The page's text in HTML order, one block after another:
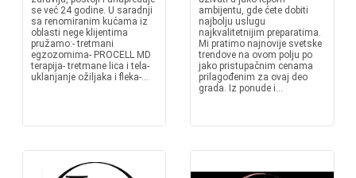
se već 24 godine. U saradnji
sa renomiranim kućama iz
oblasti nege klijentima
pružamo:- tretmani
egzozomima- PROCELL MD
terapija- tretmane lica i tela-
uklanjanje ožiljaka i fleka-...
ambijentu, gde ćete dobiti
najbolju uslugu
najkvalitetnijim preparatima.
Mi pratimo najnovije svetske
trendove na ovom polju po
jako pristupačnim cenama
prilagođenim za ovaj deo
grada. Iz ponude i...